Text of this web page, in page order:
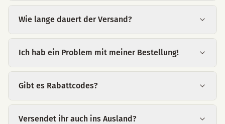
Wie lange dauert der Versand?
Ich hab ein Problem mit meiner Bestellung!
Gibt es Rabattcodes?
Versendet ihr auch ins Ausland?